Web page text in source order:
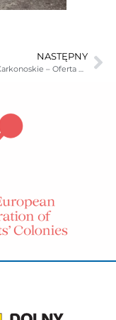
NASTĘPNY
Muzeum Karkonoskie – Oferta pracy